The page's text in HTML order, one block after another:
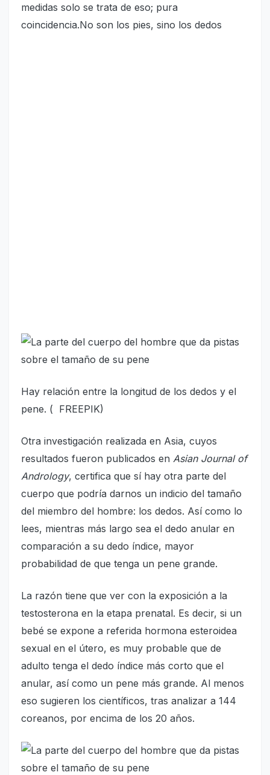
medidas solo se trata de eso; pura
coincidencia.No son los pies, sino los dedos
Hay relación entre la longitud de los dedos y el
pene. ( FREEPIK)
Otra investigación realizada en Asia, cuyos
resultados fueron publicados en Asian Journal of
Andrology, certifica que sí hay otra parte del
cuerpo que podría darnos un indicio del tamaño
del miembro del hombre: los dedos. Así como lo
lees, mientras más largo sea el dedo anular en
comparación a su dedo índice, mayor
probabilidad de que tenga un pene grande.
La razón tiene que ver con la exposición a la
testosterona en la etapa prenatal. Es decir, si un
bebé se expone a referida hormona esteroidea
sexual en el útero, es muy probable que de
adulto tenga el dedo índice más corto que el
anular, así como un pene más grande. Al menos
eso sugieren los científicos, tras analizar a 144
coreanos, por encima de los 20 años.